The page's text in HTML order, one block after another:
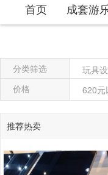
首页
成套游
分类筛选 玩具
金属质
保险柜
木骨
竹制
塑料台
其他
价格 620元
推荐热卖